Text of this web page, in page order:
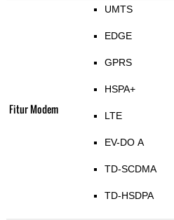
Fitur Modem
UMTS
EDGE
GPRS
HSPA+
LTE
EV-DO A
TD-SCDMA
TD-HSDPA